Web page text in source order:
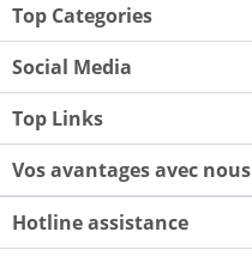
Top Categories
Social Media
Top Links
Vos avantages avec nous
Hotline assistance